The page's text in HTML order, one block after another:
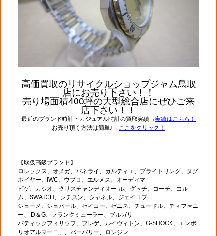
高価買取のリサイクルショップジャム鳥取
店にお売り下さい！！
売り場面積400坪の大型総合店にぜひご来
店下さい！！
最近のブランド時計・カジュアル時計の買取実績→実績はこちら！
お売り頂く方法は簡単♪→ ここをクリック！
【取扱高級ブランド】
ロレックス、オメガ、パネライ、カルティエ、ブライトリング、タグ
ホイヤー、IWC、ウブロ、エルメス、オーディマ
ピゲ、カシオ、クリスチャンディオー ル、グッチ、コーチ、コル
ム、SWATCH、シチズン、シャネル、ジェイコブ
ショーメ、ショパール、セイコー、ゼニス、チュードル、ティファニ
ー、 D＆G、フランクミューラー、ブルガリ
パティックフィリップ、ブレゲ、ルイヴィトン、G-SHOCK、エンポ
リオアルマーニ、、バーバリー、ロンジン